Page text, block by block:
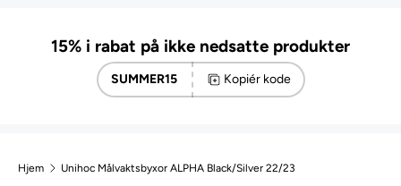
15% i rabat på ikke nedsatte produkter
SUMMER15 Kopiér kode
Hjem Unihoc Målvaktsbyxor ALPHA Black/Silver 22/23